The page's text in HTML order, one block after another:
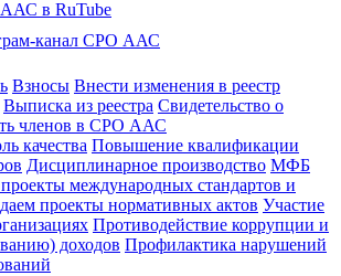
в RuTube
канал СРО ААС
Взносы Внести изменения в реестр
Выписка из реестра Свидетельство о
членов в СРО ААС
качества Повышение квалификации
Дисциплинарное производство МФБ
международных стандартов и
проекты нормативных актов Участие
Противодействие коррупции и
доходов Профилактика нарушений